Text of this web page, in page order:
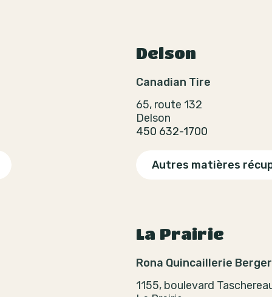
Delson
Canadian Tire
65, route 132
Delson
450 632-1700
Autres matières
La Prairie
Rona Quincaillerie Berger
1155, boulevard